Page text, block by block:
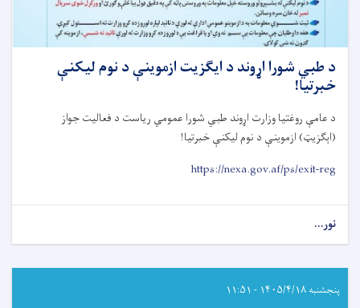
د طبي شورا اړوند د ایګزیت ازموینې د نوم لیکنې
خبرتیا!
د عامې روغتیا وزارت اړوند طبي شورا عمومي رياست د فعاليت جواز
(اېګزيټ) ازموينې د نوم ليکنې خبرتيا!
https://nexa.gov.af/ps/exit-reg
نور...
د
شورا
اړوندپنجشنبه ۱۴۰۵/۴/۱۸ - ۱۱:۵۱